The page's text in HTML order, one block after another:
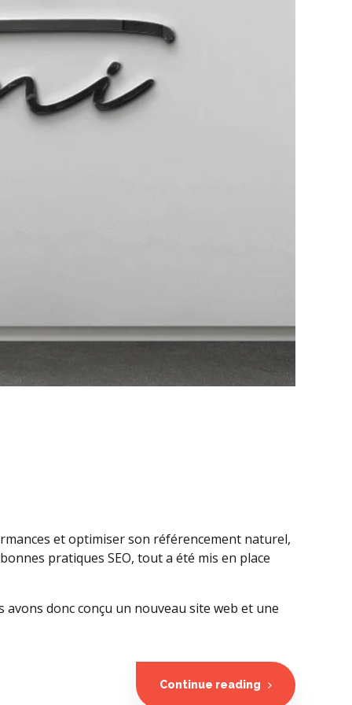
et optimiser son référencement naturel,
pratiques SEO, tout a été mis en place
donc conçu un nouveau site web et une
Continue reading